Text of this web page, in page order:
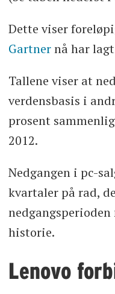
Dette viser
Gartnernå har
Tallene viser at
verdensbasis i
prosent
2012.
Nedgangen i pc-
kvartaler på rad,
historie.
Lenovo